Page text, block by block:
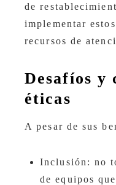
de
implementar
recursos de
Desafíos y
éticas
A pesar de sus
Inclusión: no
de equipos